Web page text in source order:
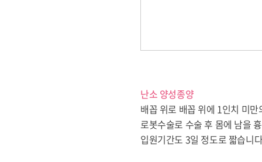
난소 양성종양
배꼽 위로 배꼽 위에 1인치 미
로봇수술로 수술 후 몸에 남을
입원기간도 3일 정도로 짧습니